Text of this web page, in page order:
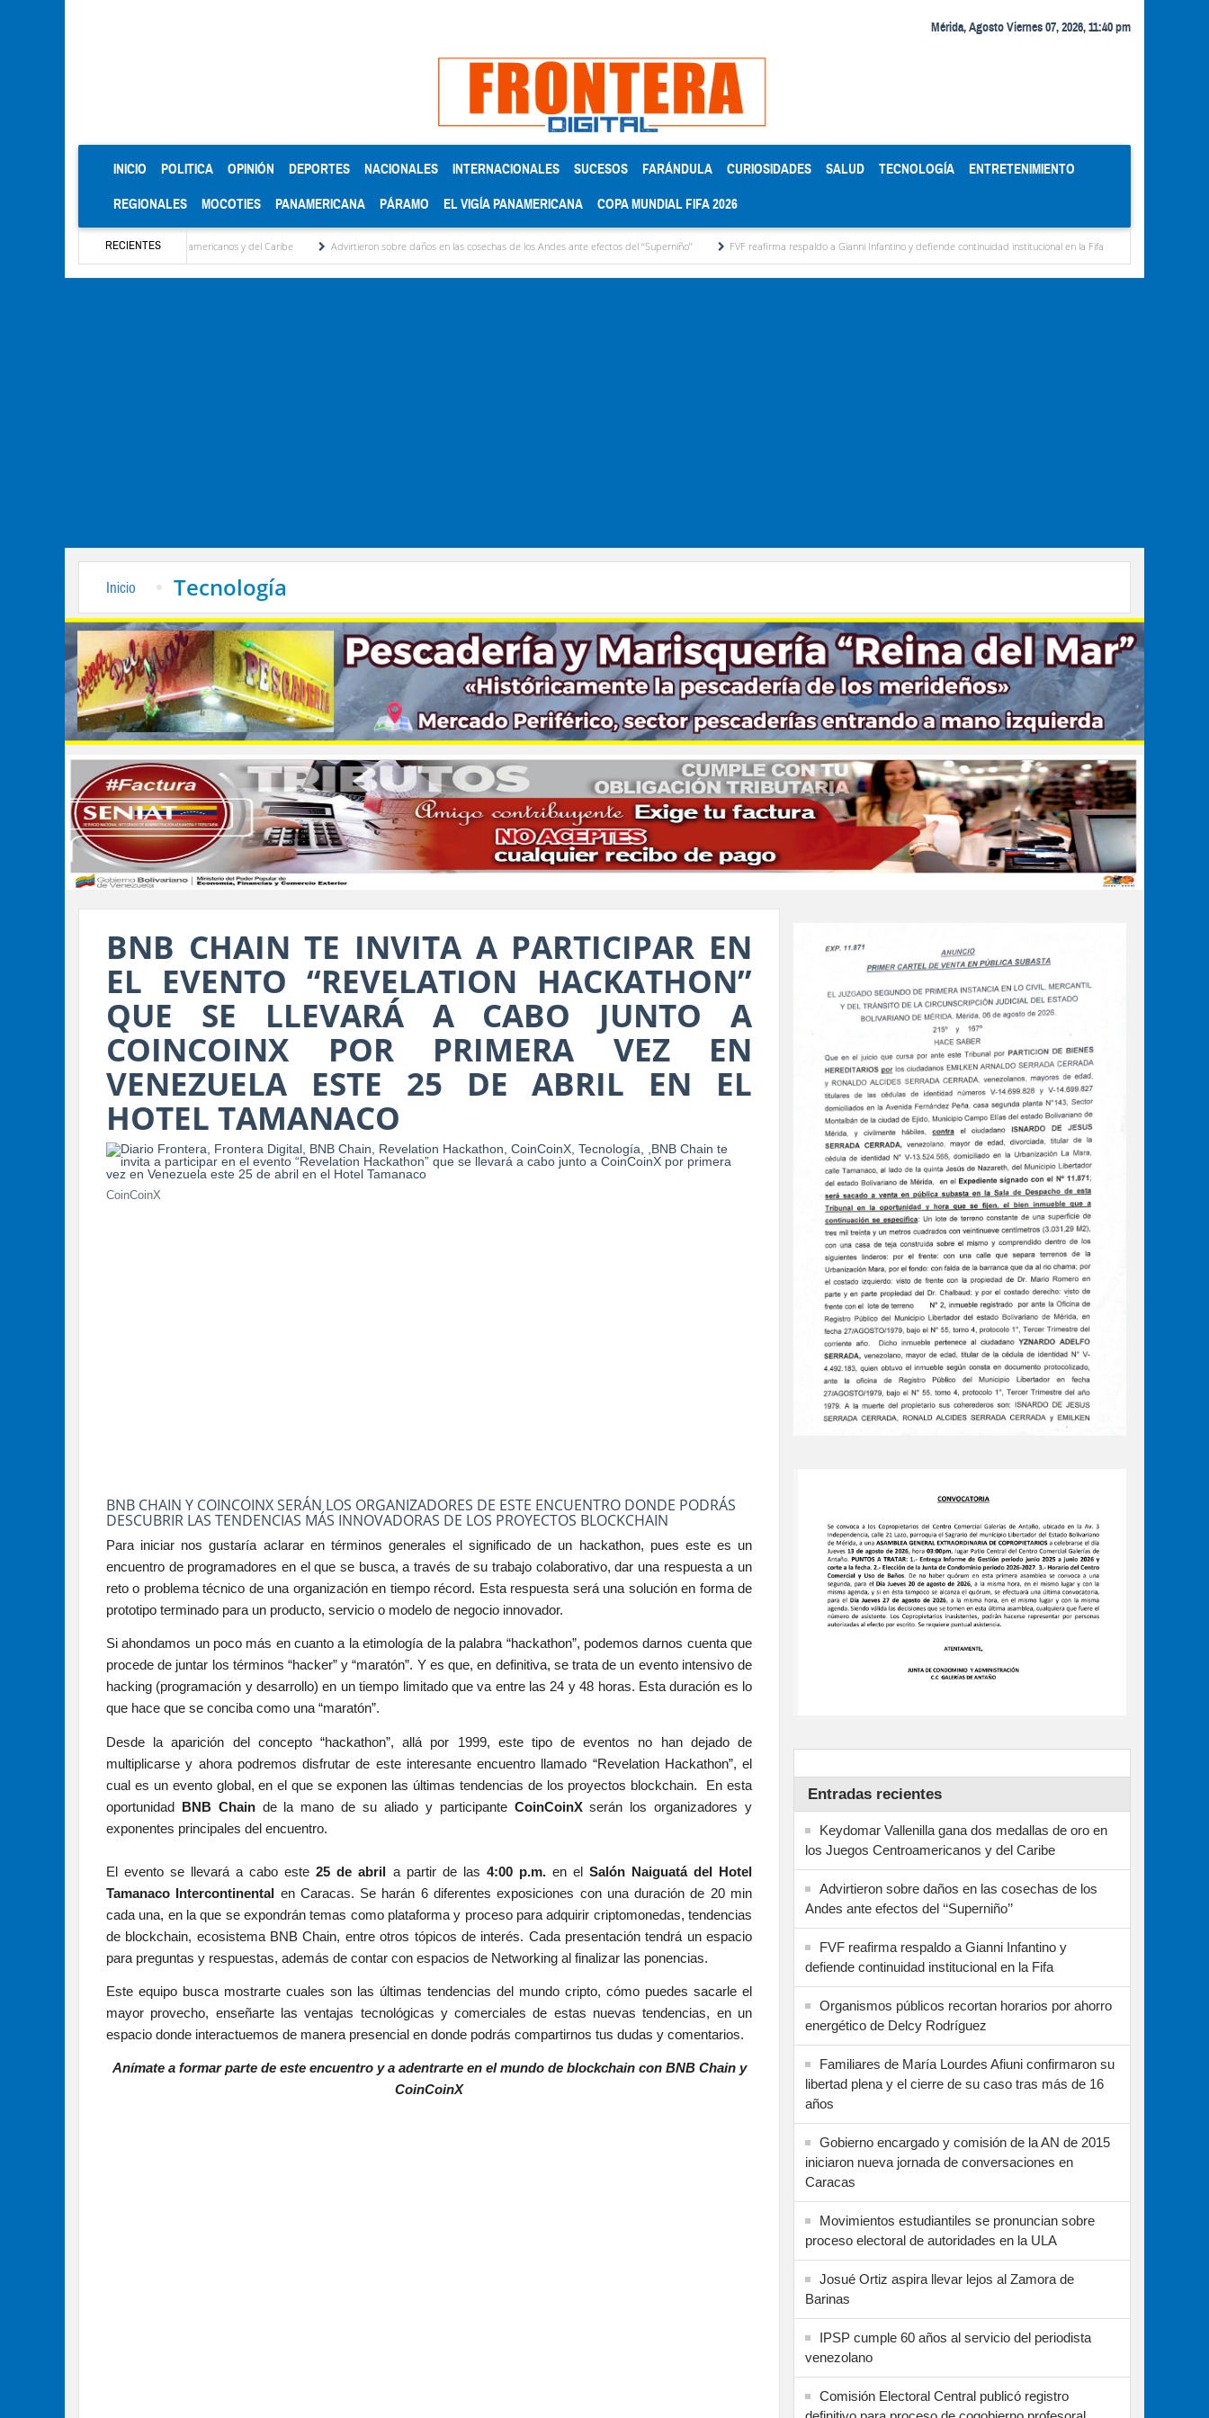
Mérida, Agosto Viernes 07, 2026, 11:40 pm
INICIO (CURRENT)
POLITICA OPINIÓN DEPORTES NACIONALES INTERNACIONALES SUCESOS FARÁNDULA CURIOSIDADES SALUD TECNOLOGÍA ENTRETENIMIENTO
REGIONALES MOCOTIES PANAMERICANA PÁRAMO EL VIGÍA PANAMERICANA COPA MUNDIAL FIFA 2026
RECIENTES
de oro en los Juegos Centroamericanos y del Caribe Advirtieron sobre daños en las cosechas de los Andes ante efectos del ‘‘Superniño’’ FVF reafirma respaldo a Gianni Infantino y defiende continuidad institucional en la Fifa Organismos públicos
Inicio Tecnología
BNB CHAIN TE INVITA A PARTICIPAR EN
EL EVENTO “REVELATION HACKATHON”
QUE SE LLEVARÁ A CABO JUNTO A
COINCOINX POR PRIMERA VEZ EN
VENEZUELA ESTE 25 DE ABRIL EN EL
HOTEL TAMANACO
CoinCoinX
BNB CHAIN Y COINCOINX SERÁN LOS ORGANIZADORES DE ESTE ENCUENTRO DONDE PODRÁS
DESCUBRIR LAS TENDENCIAS MÁS INNOVADORAS DE LOS PROYECTOS BLOCKCHAIN
Para iniciar nos gustaría aclarar en términos generales el significado de un hackathon, pues este es un
encuentro de programadores en el que se busca, a través de su trabajo colaborativo, dar una respuesta a un
reto o problema técnico de una organización en tiempo récord. Esta respuesta será una solución en forma de
prototipo terminado para un producto, servicio o modelo de negocio innovador.
Si ahondamos un poco más en cuanto a la etimología de la palabra “hackathon”, podemos darnos cuenta que
procede de juntar los términos “hacker” y “maratón”. Y es que, en definitiva, se trata de un evento intensivo de
hacking (programación y desarrollo) en un tiempo limitado que va entre las 24 y 48 horas. Esta duración es lo
que hace que se conciba como una “maratón”.
Desde la aparición del concepto “hackathon”, allá por 1999, este tipo de eventos no han dejado de
multiplicarse y ahora podremos disfrutar de este interesante encuentro llamado “Revelation Hackathon”, el
cual es un evento global, en el que se exponen las últimas tendencias de los proyectos blockchain. En esta
oportunidad
BNB Chainde la mano de su aliado y participante CoinCoinXserán los organizadores y
exponentes principales del encuentro.
El evento se llevará a cabo este25 de abril a partir de las 4:00 p.m.en el Salón Naiguatá del Hotel
Tamanaco Intercontinental
en Caracas. Se harán 6 diferentes exposiciones con una duración de 20 min
cada una, en la que se expondrán temas como plataforma y proceso para adquirir criptomonedas, tendencias
de blockchain, ecosistema BNB Chain, entre otros tópicos de interés. Cada presentación tendrá un espacio
para preguntas y respuestas, además de contar con espacios de Networking al finalizar las ponencias.
Este equipo busca mostrarte cuales son las últimas tendencias del mundo cripto, cómo puedes sacarle el
mayor provecho, enseñarte las ventajas tecnológicas y comerciales de estas nuevas tendencias, en un
espacio donde interactuemos de manera presencial en donde podrás compartirnos tus dudas y comentarios.
Anímate a formar parte de este encuentro y a adentrarte en el mundo de blockchain con BNB Chain y
CoinCoinX
Entradas recientes
Keydomar Vallenilla gana dos medallas de oro en
los Juegos Centroamericanos y del Caribe
Advirtieron sobre daños en las cosechas de los
Andes ante efectos del ‘‘Superniño’’
FVF reafirma respaldo a Gianni Infantino y
defiende continuidad institucional en la Fifa
Organismos públicos recortan horarios por ahorro
energético de Delcy Rodríguez
Familiares de María Lourdes Afiuni confirmaron su
libertad plena y el cierre de su caso tras más de 16
años
Gobierno encargado y comisión de la AN de 2015
iniciaron nueva jornada de conversaciones en
Caracas
Movimientos estudiantiles se pronuncian sobre
proceso electoral de autoridades en la ULA
Josué Ortiz aspira llevar lejos al Zamora de
Barinas
IPSP cumple 60 años al servicio del periodista
venezolano
Comisión Electoral Central publicó registro